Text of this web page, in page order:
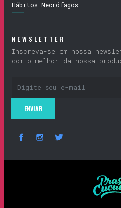
Hábitos Necrófagos
NEWSLETTER
Inscreva-se em nossa
com o melhor da nossa